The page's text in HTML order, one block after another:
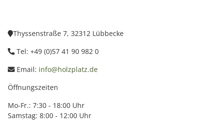
Thyssenstraße 7, 32312 Lübbecke
Tel: +49 (0)57 41 90 982 0
Email: info@holzplatz.de
Öffnungszeiten
Mo-Fr.: 7:30 - 18:00 Uhr
Samstag: 8:00 - 12:00 Uhr